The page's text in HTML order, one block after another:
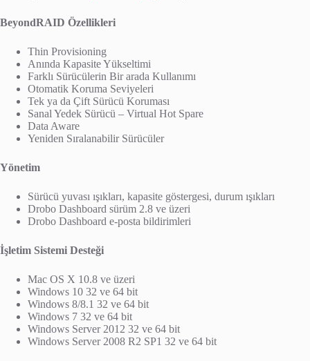
BeyondRAID Özellikleri
Thin Provisioning
Anında Kapasite Yükseltimi
Farklı Sürücülerin Bir arada Kullanımı
Otomatik Koruma Seviyeleri
Tek ya da Çift Sürücü Koruması
Sanal Yedek Sürücü – Virtual Hot Spare
Data Aware
Yeniden Sıralanabilir Sürücüler
Yönetim
Sürücü yuvası ışıkları, kapasite göstergesi, durum ışıkları
Drobo Dashboard sürüm 2.8 ve üzeri
Drobo Dashboard e-posta bildirimleri
İşletim Sistemi Desteği
Mac OS X 10.8 ve üzeri
Windows 10 32 ve 64 bit
Windows 8/8.1 32 ve 64 bit
Windows 7 32 ve 64 bit
Windows Server 2012 32 ve 64 bit
Windows Server 2008 R2 SP1 32 ve 64 bit